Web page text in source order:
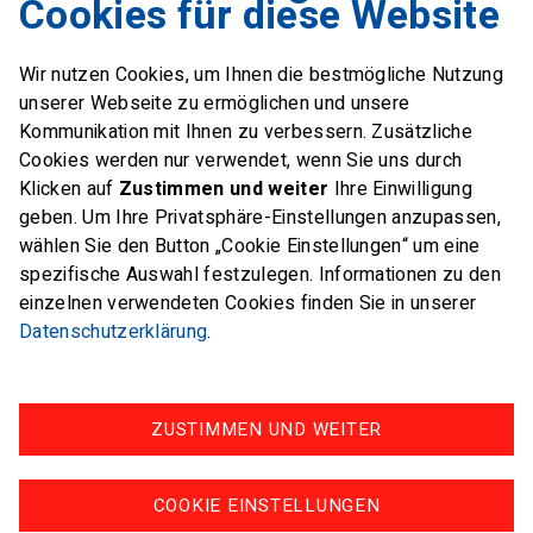
Industriestrasse 51
E-Mail office@swiss-sailing-
team.ch
FOLLOW US ON
Twitter FacebookInstagram
Cookies für diese Website
Wir nutzen Cookies, um Ihnen die bestmögliche Nutzung
unserer Webseite zu ermöglichen und unsere
Kommunikation mit Ihnen zu verbessern. Zusätzliche
Cookies werden nur verwendet, wenn Sie uns durch
Klicken auf Zustimmen und weiter Ihre Einwilligung
geben. Um Ihre Privatsphäre-Einstellungen anzupassen,
wählen Sie den Button „Cookie Einstellungen“ um eine
spezifische Auswahl festzulegen. Informationen zu den
einzelnen verwendeten Cookies finden Sie in unserer
Datenschutzerklärung.
COOKIE EINSTELLUNGEN
ZUSTIMMEN UND WEITER